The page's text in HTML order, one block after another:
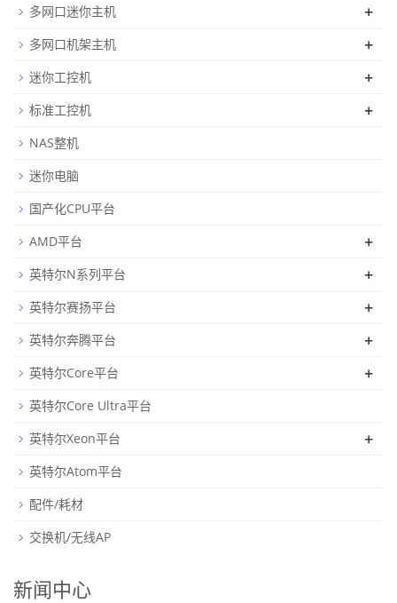
多网口迷你主机 +
多网口机架主机 +
迷你工控机 +
标准工控机 +
NAS整机
迷你电脑
国产化CPU平台
AMD平台
+
英特尔N系列平台 +
英特尔赛扬平台 +
英特尔奔腾平台 +
英特尔Core平台 +
英特尔Core Ultra平台
英特尔Xeon平台
+
英特尔Atom平台
配件/耗材
交换机/无线AP
新闻中心